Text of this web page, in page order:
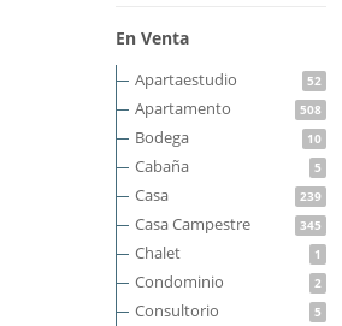
En Venta
Apartaestudio 52
Apartamento 508
Bodega 10
Cabaña 5
Casa 239
Casa Campestre 345
Chalet 1
Condominio 2
Consultorio 5